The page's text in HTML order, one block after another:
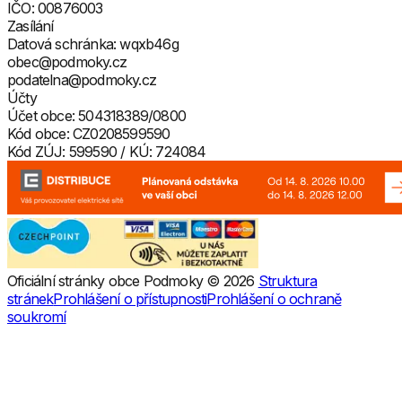
IČO: 00876003
Zasílání
Datová schránka:wqxb46g
obec@podmoky.cz
podatelna@podmoky.cz
Účty
Účet obce: 504318389/0800
Kód obce: CZ0208599590
Kód ZÚJ: 599590 / KÚ: 724084
Oficiální stránky obce Podmoky © 2026 Struktura
stránekProhlášení o přístupnostiProhlášení o ochraně
soukromí